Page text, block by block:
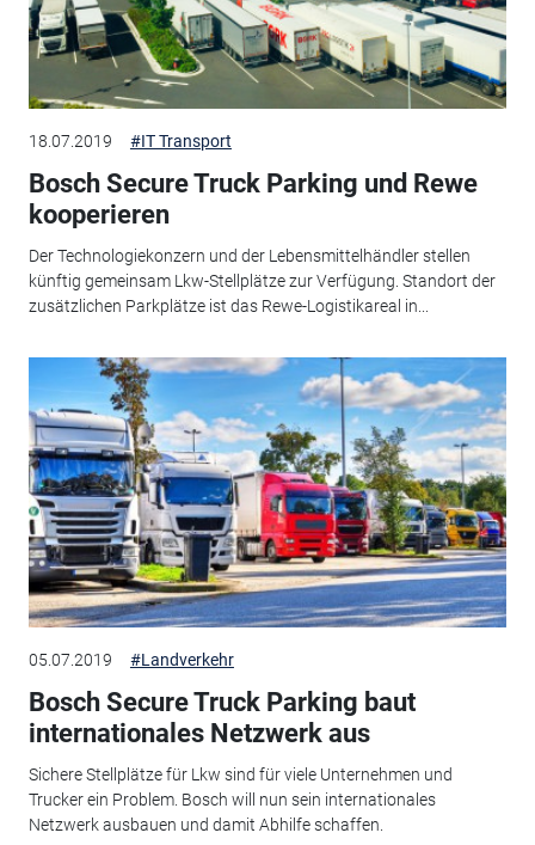
18.07.2019 #IT Transport
Bosch Secure Truck Parking und Rewe
kooperieren
Der Technologiekonzern und der Lebensmittelhändler stellen
künftig gemeinsam Lkw-Stellplätze zur Verfügung. Standort der
zusätzlichen Parkplätze ist das Rewe-Logistikareal in...
05.07.2019 #Landverkehr
Bosch Secure Truck Parking baut
internationales Netzwerk aus
Sichere Stellplätze für Lkw sind für viele Unternehmen und
Trucker ein Problem. Bosch will nun sein internationales
Netzwerk ausbauen und damit Abhilfe schaffen.